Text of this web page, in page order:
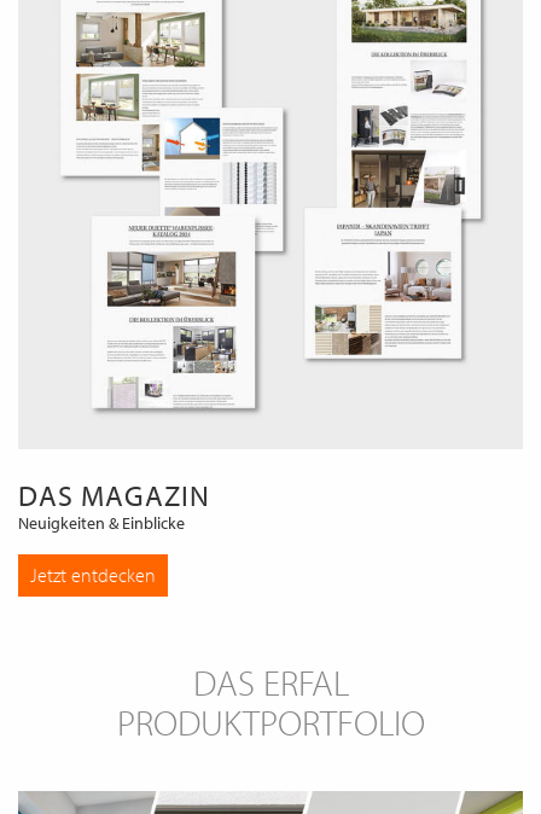
DAS MAGAZIN
Neuigkeiten & Einblicke
Jetzt entdecken
DAS ERFAL
PRODUKTPORTFOLIO